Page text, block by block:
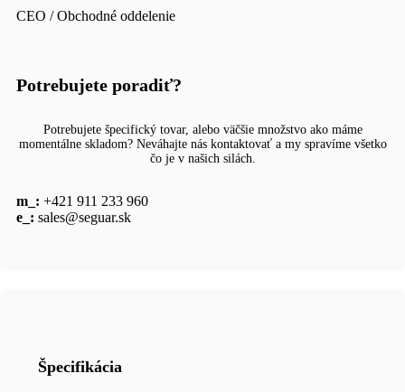
CEO / Obchodné oddelenie
Potrebujete poradiť?
Potrebujete špecifický tovar, alebo väčšie množstvo ako máme
momentálne skladom? Neváhajte nás kontaktovať a my spravíme všetko
čo je v našich silách.
m_: +421 911 233 960
e_: sales@seguar.sk
Špecifikácia